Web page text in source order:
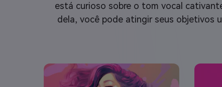
está curioso sobre o tom vocal
dela, você pode atingir seus objetivos